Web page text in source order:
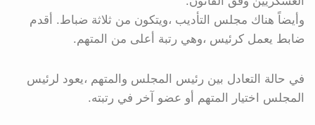
وأيضاً هناك مجلس التأديب ،ويتكون من ثلاثة ضباط. أقدم
ضابط يعمل كرئيس ،وهي رتبة أعلى من المتهم.
في حالة التعادل بين رئيس المجلس والمتهم ،يعود لرئيس
المجلس اختيار المتهم أو عضو آخر في رتبته.